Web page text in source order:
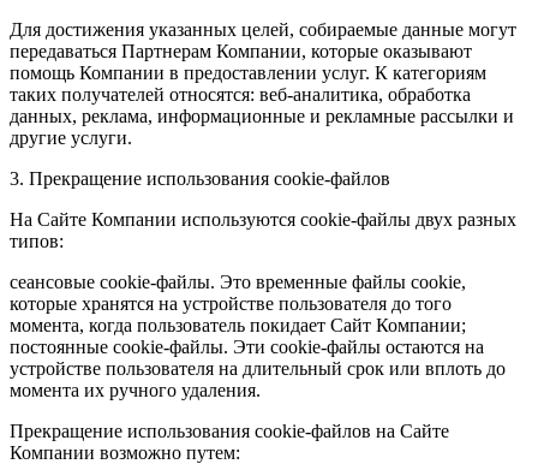
Для достижения указанных целей, собираемые данные могут
передаваться Партнерам Компании, которые оказывают
помощь Компании в предоставлении услуг. К категориям
таких получателей относятся: веб-аналитика, обработка
данных, реклама, информационные и рекламные рассылки и
другие услуги.
3. Прекращение использования cookie-файлов
На Сайте Компании используются cookie-файлы двух разных
типов:
сеансовые cookie-файлы. Это временные файлы cookie,
которые хранятся на устройстве пользователя до того
момента, когда пользователь покидает Сайт Компании;
постоянные cookie-файлы. Эти cookie-файлы остаются на
устройстве пользователя на длительный срок или вплоть до
момента их ручного удаления.
Прекращение использования cookie-файлов на Сайте
Компании возможно путем: